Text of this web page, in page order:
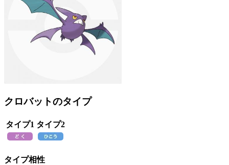
クロバットのタイプ
タイプ1 タイプ2
タイプ相性